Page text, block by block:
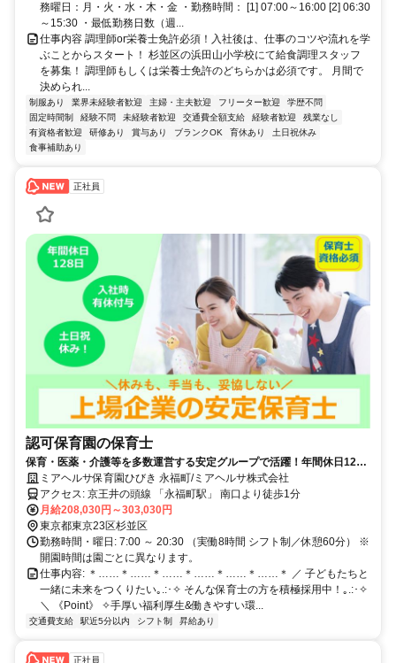
務曜日：月・火・水・木・金 ・勤務時間： [1] 07:00～16:00 [2] 06:30
～15:30 ・最低勤務日数（週...
仕事内容 調理師or栄養士免許必須！入社後は、仕事のコツや流れを学
ぶことからスタート！ 杉並区の浜田山小学校にて給食調理スタッフ
を募集！ 調理師もしくは栄養士免許のどちらかは必須です。 月間で
決められ...
制服あり 業界未経験者歓迎 主婦・主夫歓迎 フリーター歓迎
学歴不問
固定時間制
経験不問 未経験者歓迎 交通費全額支給 経験者歓迎
残業なし
有資格者歓迎
研修あり 賞与あり ブランクOK 育休あり
土日祝休み
食事補助あり
正社員
認可保育園の保育士
保育・医薬・介護等を多数運営する安定グループで活躍！年間休日128
日以上／手厚い福利厚生あり
ミアヘルサ保育園ひびき 永福町/ミアヘルサ株式会社
アクセス: 京王井の頭線 「永福町駅」 南口より徒歩1分
月給208,030円～303,030円
東京都東京23区杉並区
勤務時間・曜日: 7:00 ～ 20:30 （実働8時間 シフト制／休憩60分） ※
開園時間は園ごとに異なります。
仕事内容: ＊……＊……＊……＊……＊……＊……＊ ／ 子どもたちと
一緒に未来をつくりたい｡.:･✧ そんな保育士の方を積極採用中！｡.:･✧
＼ 《Point》 ✧手厚い福利厚生&働きやすい環...
交通費支給 駅近5分以内 シフト制 昇給あり
正社員